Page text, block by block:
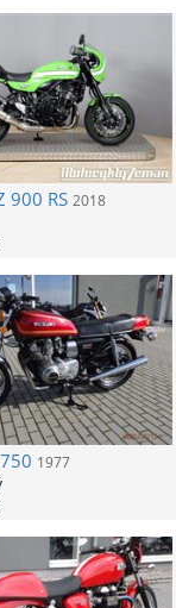
900 RS 2018
1977